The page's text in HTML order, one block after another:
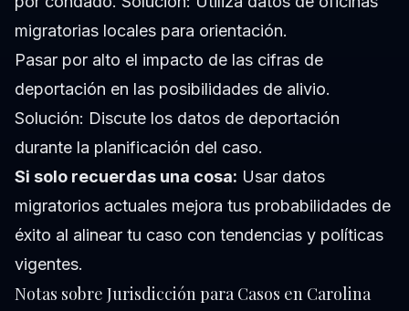
migratorias locales para orientación.
Pasar por alto el impacto de las cifras de
deportación en las posibilidades de alivio.
Solución: Discute los datos de deportación
durante la planificación del caso.
Si solo recuerdas una cosa: Usar datos
migratorios actuales mejora tus probabilidades de
éxito al alinear tu caso con tendencias y políticas
vigentes.
Notas sobre Jurisdicción para Casos en Carolina